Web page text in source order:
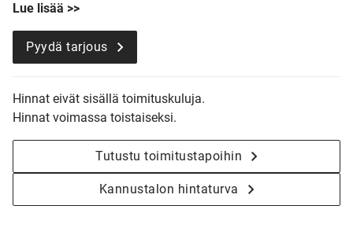
Lue lisää >>
Pyydä tarjous
Hinnat eivät sisällä toimituskuluja.
Hinnat voimassa toistaiseksi.
Tutustu toimitustapoihin
Kannustalon hintaturva